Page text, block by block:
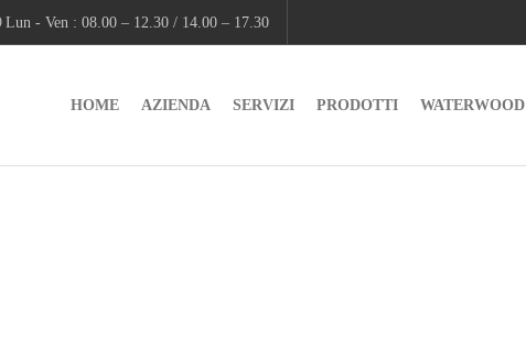
Lun - Ven : 08.00 – 12.30 / 14.00 – 17.30
HOME AZIENDA SERVIZI PRODOTTI WATERWOOD